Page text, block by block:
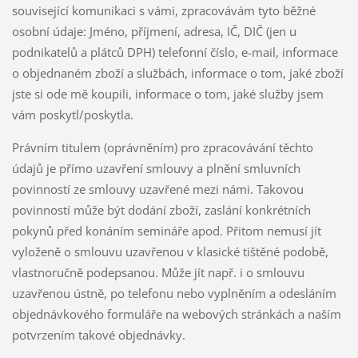
související komunikaci s vámi, zpracovávám tyto běžné
osobní údaje: Jméno, příjmení, adresa, IČ, DIČ (jen u
podnikatelů a plátců DPH) telefonní číslo, e-mail, informace
o objednaném zboží a službách, informace o tom, jaké zboží
jste si ode mě koupili, informace o tom, jaké služby jsem
vám poskytl/poskytla.
Právním titulem (oprávněním) pro zpracovávání těchto
údajů je přímo uzavření smlouvy a plnění smluvních
povinností ze smlouvy uzavřené mezi námi. Takovou
povinností může být dodání zboží, zaslání konkrétních
pokynů před konáním semináře apod. Přitom nemusí jít
vyloženě o smlouvu uzavřenou v klasické tištěné podobě,
vlastnoručně podepsanou. Může jít např. i o smlouvu
uzavřenou ústně, po telefonu nebo vyplněním a odesláním
objednávkového formuláře na webových stránkách a naším
potvrzením takové objednávky.